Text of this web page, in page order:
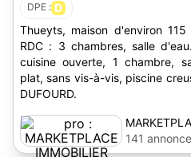
DPE : D
Thueyts, maison d'environ
RDC : 3 chambres, salle
cuisine ouverte, 1 chambre,
plat, sans vis-à-vis, piscine
DUFOURD.
IMMOBILIER
141